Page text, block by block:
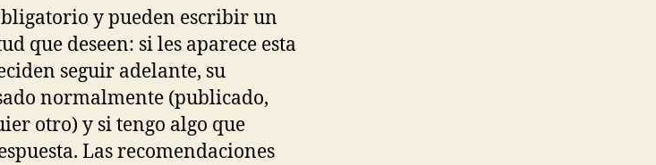
y pueden escribir un
que deseen: si les aparece esta
seguir adelante, su
normalmente (publicado,
otro) y si tengo algo que
Las recomendaciones